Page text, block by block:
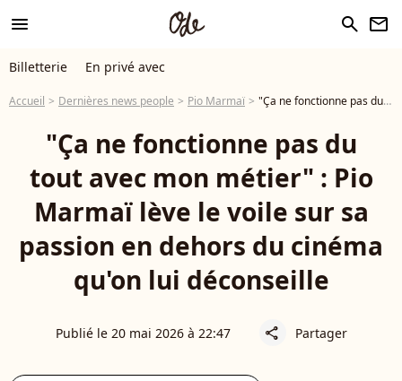
menu search newsletter
Billetterie En privé avec
Accueil Dernières news people Pio Marmaï "Ça ne fonctionne pas du tout avec mon métier" : Pio Marmaï lève le voile sur sa passion en dehors du cinéma qu'on lui déconseille
"Ça ne fonctionne pas du
tout avec mon métier" : Pio
Marmaï lève le voile sur sa
passion en dehors du cinéma
qu'on lui déconseille
Publié le 20 mai 2026 à 22:47 share Partager